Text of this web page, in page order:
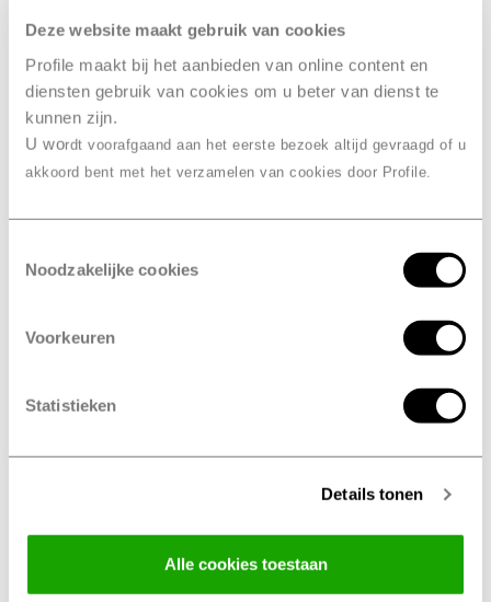
Deze website maakt gebruik van cookies
Profile maakt bij het aanbieden van online content en
diensten gebruik van cookies om u beter van dienst te
kunnen zijn.
U wordt voorafgaand aan het eerste bezoek altijd gevraagd of u
akkoord bent met het verzamelen van cookies door Profile.
Noodzakelijke cookies
Voorkeuren
Statistieken
Details tonen
Alle cookies toestaan
Ook slim… jebandenwissel
combinerenmet een
onderhoudsbeurt bij Profile
Vorst, Redant
Combineer je bandenwissel met een onderhoudsbeurt
plaats van drie. En dan hoef je maar één keer naar
Profile Vorst, Redant te komen. Daarna is je auto
meteen in topconditie en kun je weer veilig de weg op.
Maak een onderhoudsbeurt afspraak
Vervang je bandenop tijd
bij Profile Vorst, Redant
De wettelijke minimaleprofieldieptevan jouw